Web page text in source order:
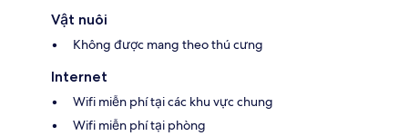
Vật nuôi
Không được mang theo thú cưng
Internet
Wifi miễn phí tại các khu vực chung
Wifi miễn phí tại phòng